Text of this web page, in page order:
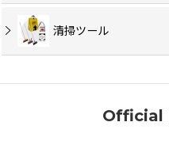
清掃ツール
Official